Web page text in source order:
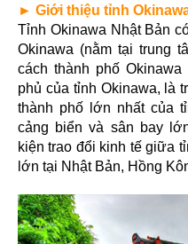
► Giới thiệu tỉnh
Tỉnh Okinawa Nhật Bản
Okinawa (nằm tại trung
cách thành phố
phủ của tỉnh Okinawa, là
thành phố lớn nhất của
cảng biển và sân bay
kiện trao đổi kinh tế giữa
lớn tại Nhật Bản, Hồng